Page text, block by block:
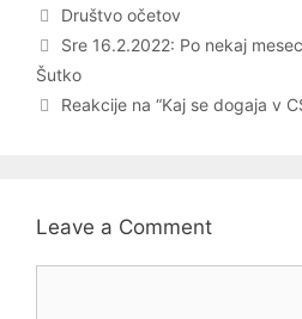
Categories
Društvo očetov
Post
navigation
Sre 16.2.2022: Po nekaj
Šutko
Reakcije na “Kaj se dogaja v
Leave a Comment